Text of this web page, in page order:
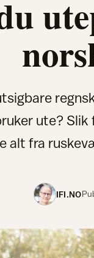
ute?
alt fra
IFI.NO